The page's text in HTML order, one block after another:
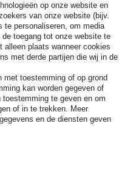
- All rights
prices see article detail
op onze website en
van onze website (bijv.
te personaliseren, om media
toegang tot onze website te
alleen plaats wanneer cookies
met derde partijen die wij in de
met toestemming of op grond
kan worden gegeven of
te geven en om
of in te trekken. Meer
en de diensten geven
Contact